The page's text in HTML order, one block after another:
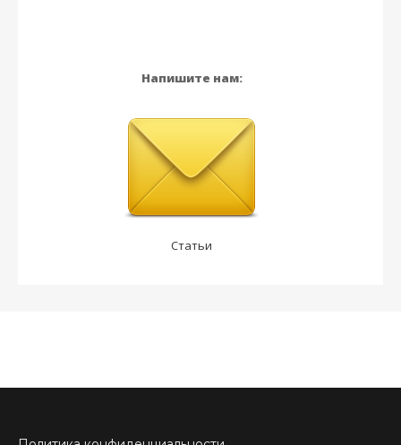
Напишите нам:
Статьи